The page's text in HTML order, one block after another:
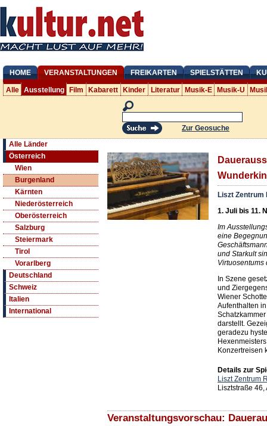
HOME VERANSTALTUNGEN FREIKARTEN SPIELSTÄTTEN
Alle Ausstellung Film Kabarett Kinder Literatur Musik-E Musik-U
Zur Geosuche
Alle Länder
Österreich
Wien
Burgenland
Kärnten
Niederösterreich
Oberösterreich
Salzburg
Steiermark
Tirol
Vorarlberg
Deutschland
Schweiz
Italien
International
Liszt Zentrum
1. Juli bis 11.
Im
eine
und Starkult
Virtuosentums
In Szene
und
Wiener
Aufenthalten
darstellt.
geradezu
Konzertreisen
Details zur
Liszt Zentrum
Lisztstraße
Veranstaltungsvorschau: